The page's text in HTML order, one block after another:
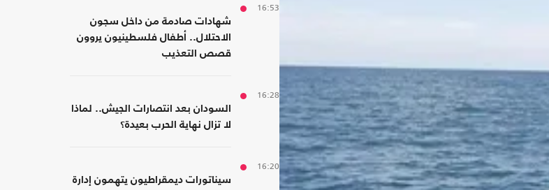
16:53
شهادات صادمة من داخل سجون
الاحتلال.. أطفال فلسطينيون يروون
قصص التعذيب
16:28
السودان بعد انتصارات الجيش.. لماذا
لا تزال نهاية الحرب بعيدة؟
16:20
سيناتورات ديمقراطيون يتهمون إدارة